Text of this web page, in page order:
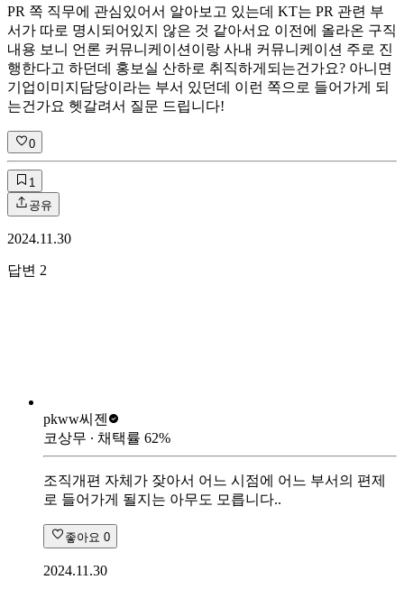
PR 쪽 직무에 관심있어서 알아보고 있는데 KT는 PR 관련 부
서가 따로 명시되어있지 않은 것 같아서요 이전에 올라온 구직
내용 보니 언론 커뮤니케이션이랑 사내 커뮤니케이션 주로 진
행한다고 하던데 홍보실 산하로 취직하게되는건가요? 아니면
기업이미지담당이라는 부서 있던데 이런 쪽으로 들어가게 되
는건가요 헷갈려서 질문 드립니다!
0
1
공유
2024.11.30
답변 2
pkww씨젠
코상무 ∙ 채택률 62%
조직개편 자체가 잦아서 어느 시점에 어느 부서의 편제
로 들어가게 될지는 아무도 모릅니다..
좋아요 0
2024.11.30